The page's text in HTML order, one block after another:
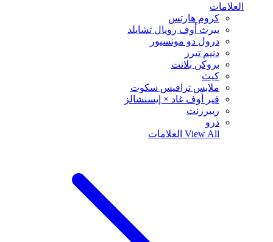
العلامات
كروم هارتس
بيرث أوف رويال تشايلد
درول دو مونسيور
دنيم تيرز
بروكن بلانت
كيث
ملابس ترافيس سكوت
فير أوف غاد × إيسنشالز
ريبرزنت
درو
View All العلامات